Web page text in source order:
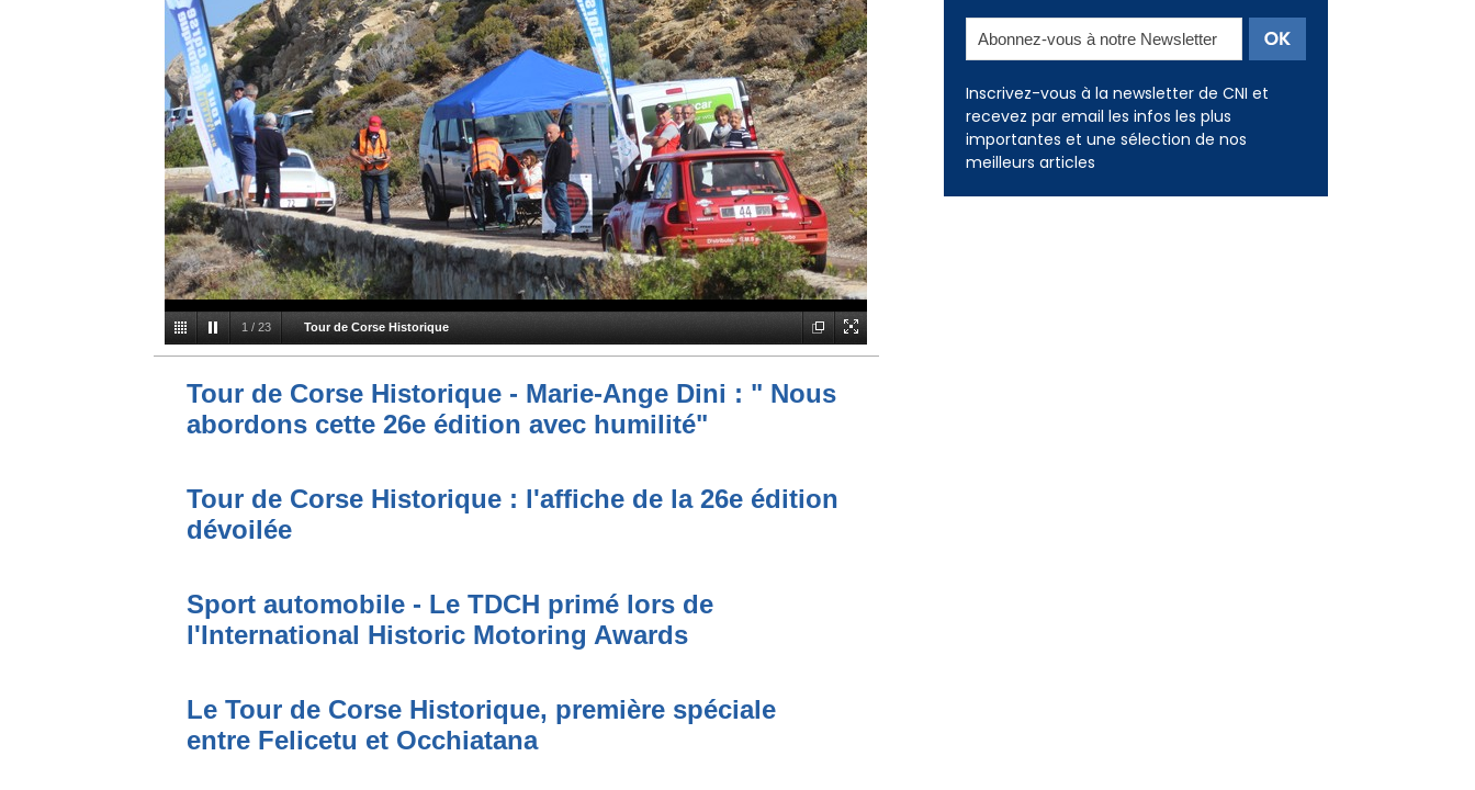
1 / 23 Tour de Corse Historique
Tour de Corse Historique - Marie-Ange Dini : " Nous
abordons cette 26e édition avec humilité"
Tour de Corse Historique : l'affiche de la 26e édition
dévoilée
Sport automobile - Le TDCH primé lors de
l'International Historic Motoring Awards
Le Tour de Corse Historique, première spéciale
entre Felicetu et Occhiatana
Newsletter
Inscrivez-vous à la newsletter de CNI et
recevez par email les infos les plus
importantes et une sélection de nos